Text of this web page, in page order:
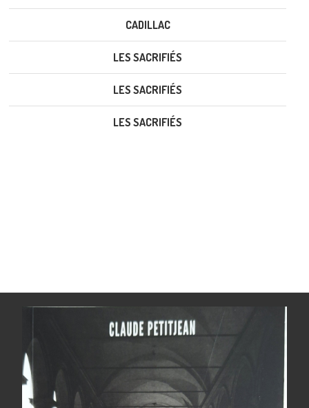
CADILLAC
LES SACRIFIÉS
LES SACRIFIÉS
LES SACRIFIÉS